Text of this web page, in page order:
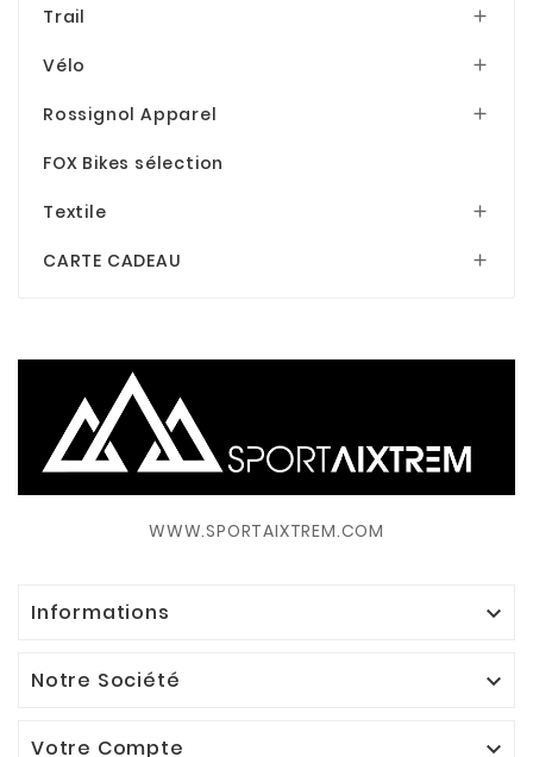
Trail 
Vélo 
Rossignol Apparel 
FOX Bikes sélection
Textile 
CARTE CADEAU 
WWW.SPORTAIXTREM.COM
Informations 
Notre Société 
Votre Compte 